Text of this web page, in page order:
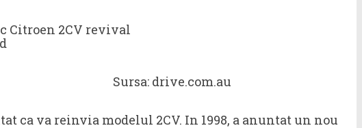
ca va reinvia modelul 2CV. In 1998, a anuntat un nou